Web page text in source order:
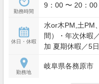
勤務時間
9：00 〜 20：
休日・休暇
水or木PM,土PM
間）・年次休暇
加 夏期休暇／5
勤務地
岐阜県各務原市